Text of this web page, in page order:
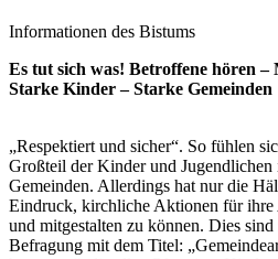
Informationen des Bistums
Es tut sich was! Betroffene hören
Starke Kinder – Starke Gemeinden
„Respektiert und sicher“. So fühlen
Großteil der Kinder und
Gemeinden. Allerdings hat nur die
Eindruck, kirchliche Aktionen für ihre
und mitgestalten zu können. Dies
Befragung mit dem Titel: